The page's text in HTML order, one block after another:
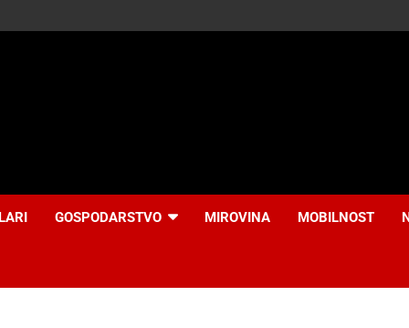
GOSPODARSTVO MIROVINA MOBILNOST